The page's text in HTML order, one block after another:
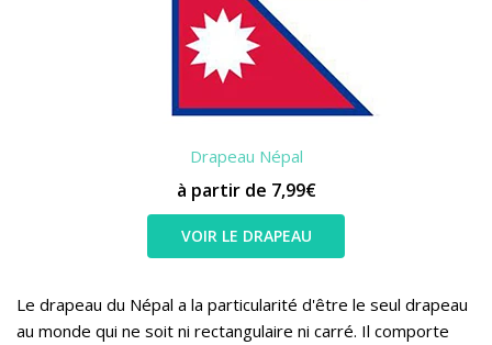
Drapeau Népal
à partir de 7,99€
VOIR LE DRAPEAU
Le drapeau du Népal a la particularité d'être le seul drapeau
au monde qui ne soit ni rectangulaire ni carré. Il comporte